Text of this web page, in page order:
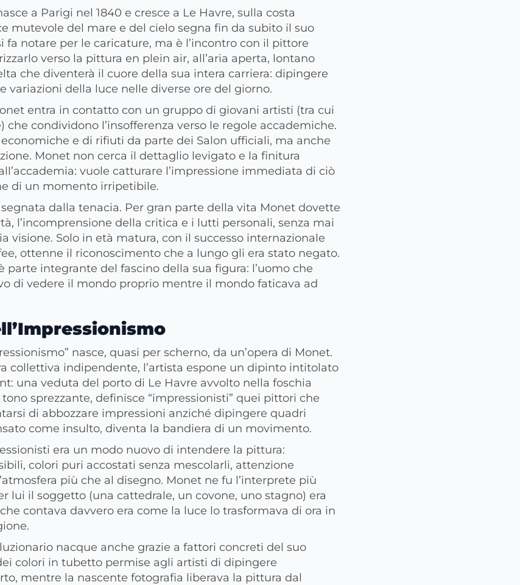
a Parigi nel 1840 e cresce a Le Havre, sulla costa
mutevole del mare e del cielo segna fin da subito il suo
fa notare per le caricature, ma è l’incontro con il pittore
verso la pittura en plein air, all’aria aperta, lontano
che diventerà il cuore della sua intera carriera: dipingere
variazioni della luce nelle diverse ore del giorno.
entra in contatto con un gruppo di giovani artisti (tra cui
che condividono l’insofferenza verso le regole accademiche.
e di rifiuti da parte dei Salon ufficiali, ma anche
Monet non cerca il dettaglio levigato e la finitura
vuole catturare l’impressione immediata di ciò
di un momento irripetibile.
dalla tenacia. Per gran parte della vita Monet dovette
l’incomprensione della critica e i lutti personali, senza mai
visione. Solo in età matura, con il successo internazionale
ottenne il riconoscimento che a lungo gli era stato negato.
parte integrante del fascino della sua figura: l’uomo che
di vedere il mondo proprio mentre il mondo faticava ad
nasce, quasi per scherno, da un’opera di Monet.
collettiva indipendente, l’artista espone un dipinto intitolato
una veduta del porto di Le Havre avvolto nella foschia
sprezzante, definisce “impressionisti” quei pittori che
di abbozzare impressioni anziché dipingere quadri
come insulto, diventa la bandiera di un movimento.
era un modo nuovo di intendere la pittura:
colori puri accostati senza mescolarli, attenzione
più che al disegno. Monet ne fu l’interprete più
lui il soggetto (una cattedrale, un covone, uno stagno) era
contava davvero era come la luce lo trasformava di ora in
nacque anche grazie a fattori concreti del suo
colori in tubetto permise agli artisti di dipingere
mentre la nascente fotografia liberava la pittura dal